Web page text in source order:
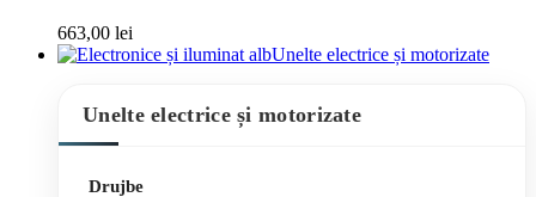
663,00 lei
Unelte electrice și motorizate
Unelte electrice și motorizate
Drujbe